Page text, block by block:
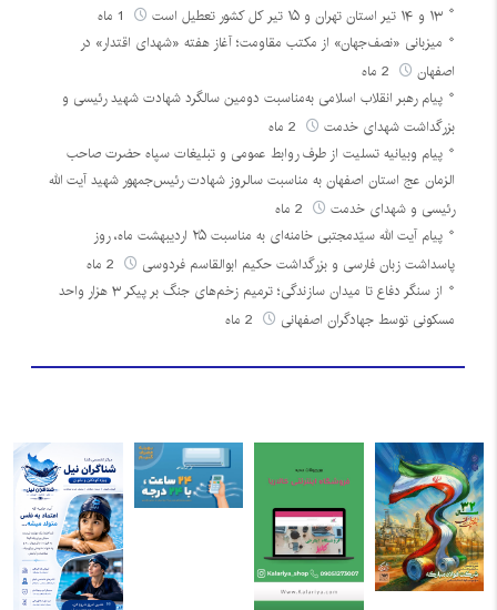
۱۳ و ۱۴ تیر استان تهران و ۱۵ تیر کل کشور تعطیل است
میزبانی «نصف‌جهان» از مکتب مقاومت؛ آغاز هفته «شهدای اقتدار» در
اصفهان
پیام رهبر انقلاب اسلامی به‌مناسبت دومین سالگرد شهادت شهید رئیسی و
بزرگداشت شهدای خدمت
پیام وبیانیه تسلیت از طرف روابط عمومی و تبلیغات سپاه حضرت صاحب
الزمان عج استان اصفهان به مناسبت سالروز شهادت رئیس‌جمهور شهید آیت الله
رئیسی و شهدای خدمت
پیام آیت الله سیّدمجتبی خامنه‌ای به مناسبت ۲۵ اردیبهشت ماه، روز
پاسداشت زبان فارسی و بزرگداشت حکیم ابوالقاسم فردوسی
از سنگر دفاع تا میدان سازندگی؛ ترمیم زخم‌های جنگ بر پیکر ۳ هزار واحد
مسکونی توسط جهادگران اصفهانی